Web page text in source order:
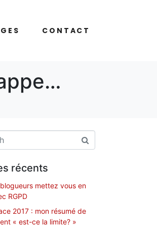
CONTACT
récents
mettez vous en
RGPD
2017 : mon résumé de
« est-ce la limite? »